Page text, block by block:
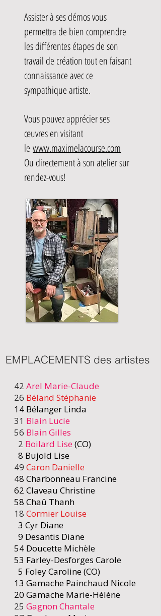
Assister à ses démos vous
permettra de bien comprendre
les différentes étapes de son
travail de création tout en faisant
connaissance avec ce
sympathique artiste.
Vous pouvez apprécier ses
œuvres en visitant
le www.maximelacourse.com
Ou directement à son atelier sur
rendez-vous!​​​​​​
EMPLACEMENTS des artistes
42 Arel Marie-Claude
26 Béland Stéphanie
14 Bélanger Linda
31 Blain Lucie
56 Blain Gilles
2 Boilard Lise (CO)
8 Bujold Lise
49 Caron Danielle
48 Charbonneau Francine
62 Claveau Christine
58 Chaû Thanh
18 Cormier Louise
3 Cyr Diane
9 Desantis Diane
54 Doucette Michèle​
53 Farley-Desforges Carole
5 Foley Caroline (CO)
13 Gamache Painchaud Nicole
20 Gamache Marie-Hélène
25 Gagnon Chantale